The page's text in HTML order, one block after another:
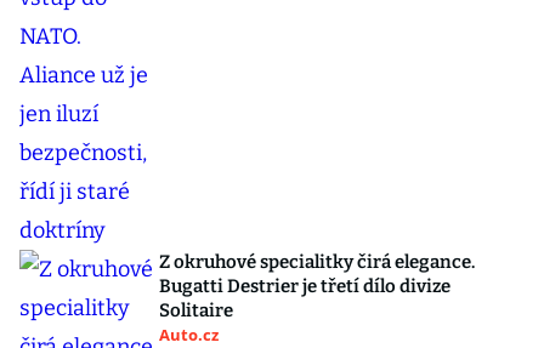
Z okruhové specialitky čirá elegance.
Bugatti Destrier je třetí dílo divize
Solitaire
Auto.cz